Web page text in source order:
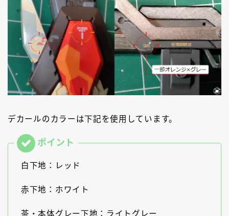
デカールのカラーは下記を使用しています。
白下地：レッド
赤下地：ホワイト
茶・本体グレー下地：ライトグレー